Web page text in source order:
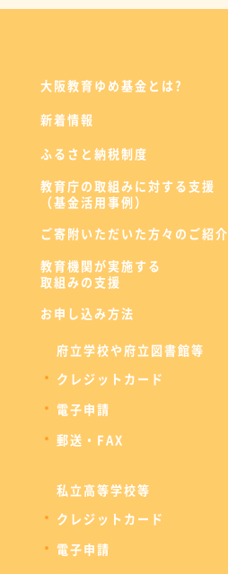
大阪教育ゆめ基金とは?
新着情報
ふるさと納税制度
教育庁の取組みに対する支援
（基金活用事例）
ご寄附いただいた方々のご紹介
教育機関が実施する
取組みの支援
お申し込み方法
府立学校や府立図書館等
クレジットカード
電子申請
郵送・FAX
私立高等学校等
クレジットカード
電子申請